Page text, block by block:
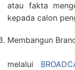
atau fakta
kepada calon
Membangun
melalui